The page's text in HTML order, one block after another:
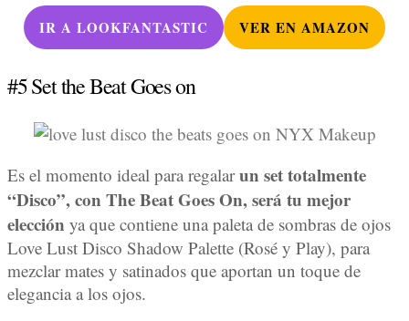
IR A LOOKFANTASTIC VER EN AMAZON
#5 Set the Beat Goes on
Es el momento ideal para regalarun set totalmente
“Disco”, con The Beat Goes On, será tu mejor
elección ya que contiene una paleta de sombras de ojos
Love Lust Disco Shadow Palette (Rosé y Play), para
mezclar mates y satinados que aportan un toque de
elegancia a los ojos.